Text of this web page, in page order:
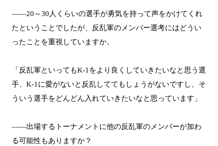
――20～30人くらいの選手が勇気を持って声をかけてくれ
たということでしたが、反乱軍のメンバー選考にはどうい
ったことを重視していますか。
「反乱軍といってもK-1をより良くしていきたいなと思う選
手、K-1に愛がないと反乱しててもしょうがないですし、そ
ういう選手をどんどん入れていきたいなと思っています」
――出場するトーナメントに他の反乱軍のメンバーが加わ
る可能性もありますか？